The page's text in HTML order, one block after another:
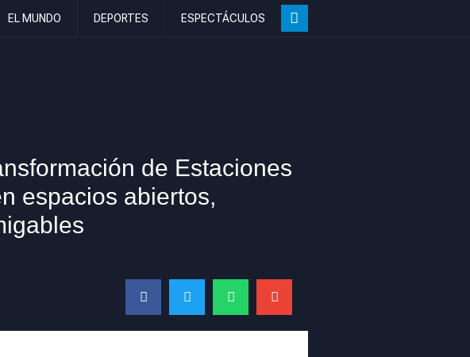
EL MUNDO DEPORTES ESPECTÁCULOS
de Estaciones
espacios abiertos,